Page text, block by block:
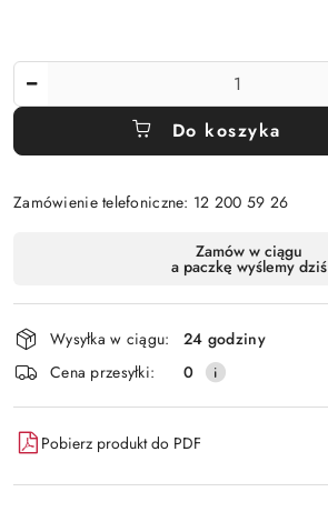
Do koszyka
Zamówienie telefoniczne: 12 200 59 26
Wyślij
dostawa
Zamów w ciągu
a paczkę wyślemy dziś
Wysyłka w ciągu:
24 godziny
Cena przesyłki:
0
Pobierz produkt do PDF